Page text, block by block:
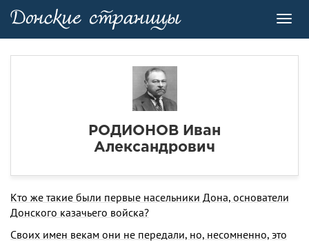
РОДИОНОВ Иван
Александрович
Кто же такие были первые насельники Дона, основатели
Донского казачьего войска?
Своих имен векам они не передали, но, несомненно, это